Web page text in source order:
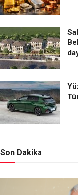
Son Dakika